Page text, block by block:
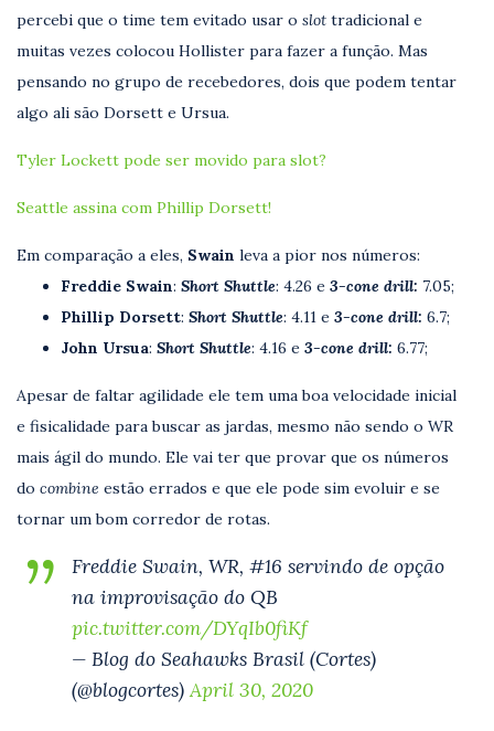
percebi que o time tem evitado usar o slot tradicional e
muitas vezes colocou Hollister para fazer a função. Mas
pensando no grupo de recebedores, dois que podem tentar
algo ali são Dorsett e Ursua.
Tyler Lockett pode ser movido para slot?
Seattle assina com Phillip Dorsett!
Em comparação a eles, Swain leva a pior nos números:
Freddie Swain: Short Shuttle: 4.26 e 3-cone drill: 7.05;
Phillip Dorsett: Short Shuttle: 4.11 e 3-cone drill: 6.7;
John Ursua: Short Shuttle: 4.16 e 3-cone drill: 6.77;
Apesar de faltar agilidade ele tem uma boa velocidade inicial
e fisicalidade para buscar as jardas, mesmo não sendo o WR
mais ágil do mundo. Ele vai ter que provar que os números
do combine estão errados e que ele pode sim evoluir e se
tornar um bom corredor de rotas.
Freddie Swain, WR, #16 servindo de opção
na improvisação do QB
pic.twitter.com/DYqIb0fiKf
— Blog do Seahawks Brasil (Cortes)
(@blogcortes)April 30, 2020